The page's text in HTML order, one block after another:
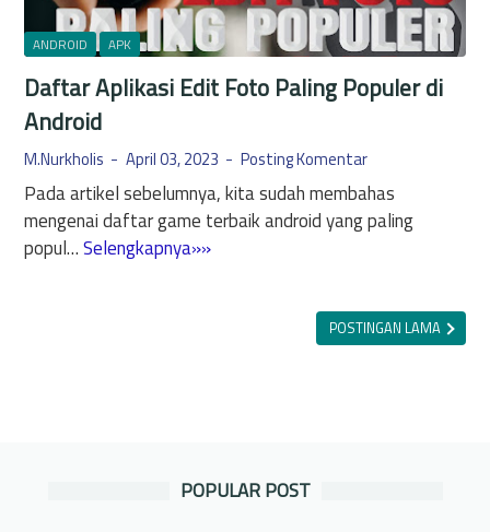
A
w
H
i
n
g
s
t
m
p
r
a
s
ANDROID APK
Daftar Aplikasi Edit Foto Paling Populer di
Android
M.Nurkholis April 03, 2023 Posting Komentar
Pada artikel sebelumnya, kita sudah membahas
mengenai daftar game terbaik android yang paling
popul…Selengkapnya»»
i
POSTINGAN LAMA
POPULAR POST